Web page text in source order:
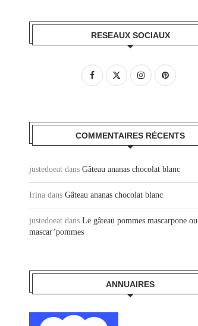
RESEAUX SOCIAUX
COMMENTAIRES RÉCENTS
justedoeat dans Gâteau ananas chocolat blanc
Irina dans Gâteau ananas chocolat blanc
justedoeat dans Le gâteau pommes mascarpone ou
mascar’pommes
ANNUAIRES